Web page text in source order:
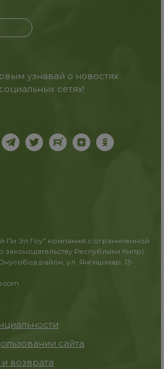
узнавай о новостях
сетях!
Пи Эл Гоу" компания с ограниченной
законодательству Республики Кипр)
район, ул. Янгишахар, 13-
сайта
возврата